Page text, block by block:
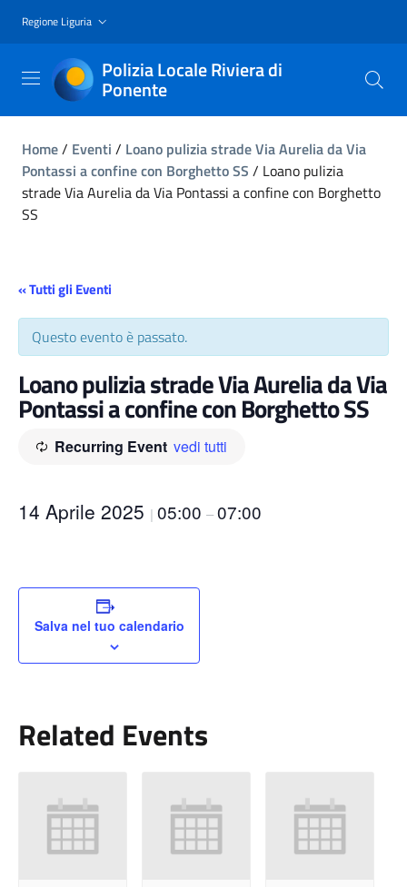
Regione Liguria
Polizia Locale Riviera di
Ponente
Home/ Eventi / Loano pulizia strade Via Aurelia da Via
Pontassi a confine con Borghetto SS / Loano pulizia
strade Via Aurelia da Via Pontassi a confine con Borghetto
SS
« Tutti gli Eventi
Questo evento è passato.
Loano pulizia strade Via Aurelia da Via
Pontassi a confine con Borghetto SS
Recurring Event vedi tutti
14 Aprile 2025 | 05:00 –07:00
Salva nel tuo calendario
Related Events